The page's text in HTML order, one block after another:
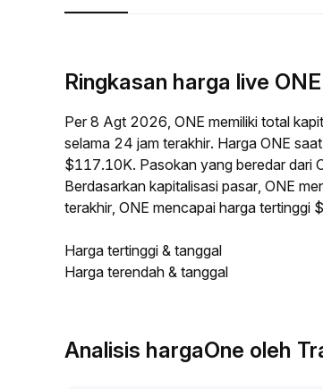
Ringkasan harga live ONE
Per 8 Agt 2026, ONE memiliki total
selama 24 jam terakhir. Harga ONE
$117.10K. Pasokan yang beredar
Berdasarkan kapitalisasi pasar, ONE
terakhir, ONE mencapai harga
Harga tertinggi & tanggal
Harga terendah & tanggal
Analisis hargaOne oleh